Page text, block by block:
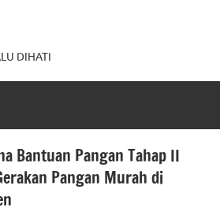
DIHATI
Bantuan Pangan Tahap II
Pangan Murah di